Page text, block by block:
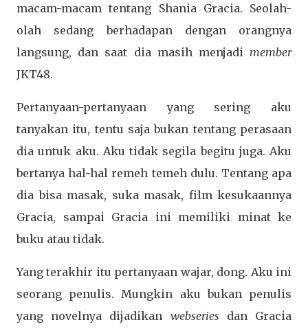
macam-macam tentang Shania Gracia. Seolah-
olah sedang berhadapan dengan orangnya
langsung, dan saat dia masih menjadi member
JKT48.
Pertanyaan-pertanyaan yang sering aku
tanyakan itu, tentu saja bukan tentang perasaan
dia untuk aku. Aku tidak segila begitu juga. Aku
bertanya hal-hal remeh temeh dulu. Tentang apa
dia bisa masak, suka masak, film kesukaannya
Gracia, sampai Gracia ini memiliki minat ke
buku atau tidak.
Yang terakhir itu pertanyaan wajar, dong. Aku ini
seorang penulis. Mungkin aku bukan penulis
yang novelnya dijadikan webseries dan Gracia